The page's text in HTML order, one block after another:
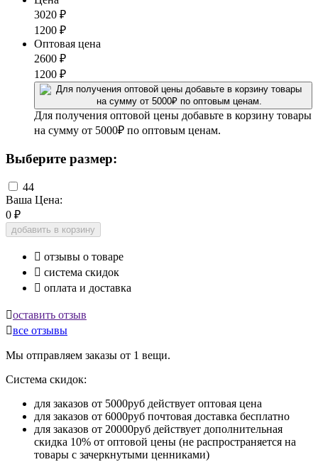
3020 ₽
1200 ₽
Оптовая цена
2600 ₽
1200 ₽
Для получения оптовой цены добавьте в корзину товары
на сумму от 5000₽ по оптовым ценам.
Выберите размер:
44
Ваша Цена:
0 ₽
добавить в корзину
 отзывы о товаре
 система скидок
 оплата и доставка
оставить отзыв
все отзывы
Мы отправляем заказы от 1 вещи.
Система скидок:
для заказов от 5000руб действует оптовая цена
для заказов от 6000руб почтовая доставка бесплатно
для заказов от 20000руб действует дополнительная
скидка 10% от оптовой цены (не распространяется на
товары с зачеркнутыми ценниками)